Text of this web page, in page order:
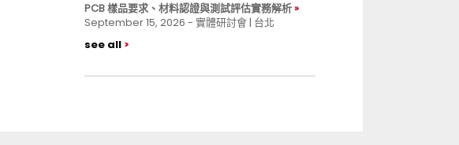
PCB 樣品要求、材料認證與測試評估實務解析
September 15, 2026 - 實體研討會 | 台北
see all